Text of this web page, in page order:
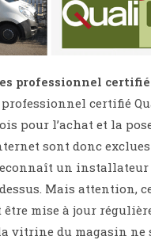
professionnel
professionnel certifié
pour l’achat et la
sont donc
un installateur
Mais attention,
mise à jour
vitrine du magasin ne